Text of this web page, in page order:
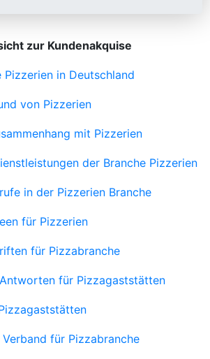
zur Kundenakquise
Pizzerien in Deutschland
von Pizzerien
mit Pizzerien
der Branche Pizzerien
in der Pizzerien Branche
für Pizzerien
für Pizzabranche
für Pizzagaststätten
für Pizzabranche